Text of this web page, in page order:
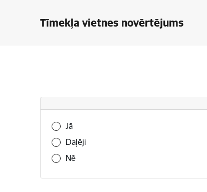
Tīmekļa vietnes novērtējums
Vai šī informācija bija noderīga?
Jā
Daļēji
Nē